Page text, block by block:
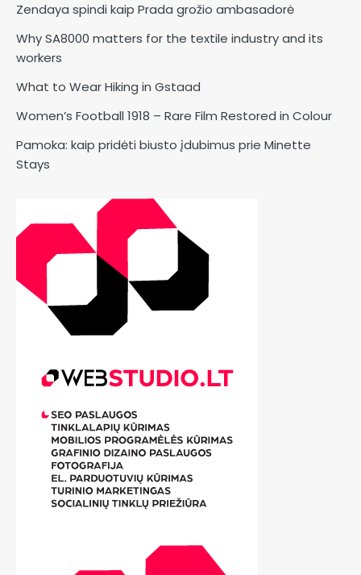
Zendaya spindi kaip Prada grožio ambasadorė
Why SA8000 matters for the textile industry and its
workers
What to Wear Hiking in Gstaad
Women’s Football 1918 – Rare Film Restored in Colour
Pamoka: kaip pridėti biusto įdubimus prie Minette
Stays